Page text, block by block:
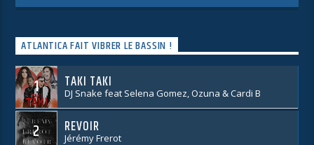
ATLANTICA FAIT VIBRER LE BASSIN !
1 TAKI TAKI
DJ Snake feat Selena Gomez, Ozuna & Cardi B
2 REVOIR
Jérémy Frerot